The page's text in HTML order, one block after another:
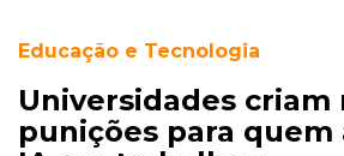
Educação e Tecnologia
Universidades criam
punições para quem